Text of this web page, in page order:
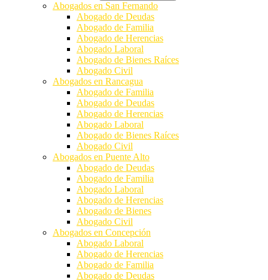
Abogados en San Fernando
Abogado de Deudas
Abogado de Familia
Abogado de Herencias
Abogado Laboral
Abogado de Bienes Raíces
Abogado Civil
Abogados en Rancagua
Abogado de Familia
Abogado de Deudas
Abogado de Herencias
Abogado Laboral
Abogado de Bienes Raíces
Abogado Civil
Abogados en Puente Alto
Abogado de Deudas
Abogado de Familia
Abogado Laboral
Abogado de Herencias
Abogado de Bienes
Abogado Civil
Abogados en Concepción
Abogado Laboral
Abogado de Herencias
Abogado de Familia
Abogado de Deudas